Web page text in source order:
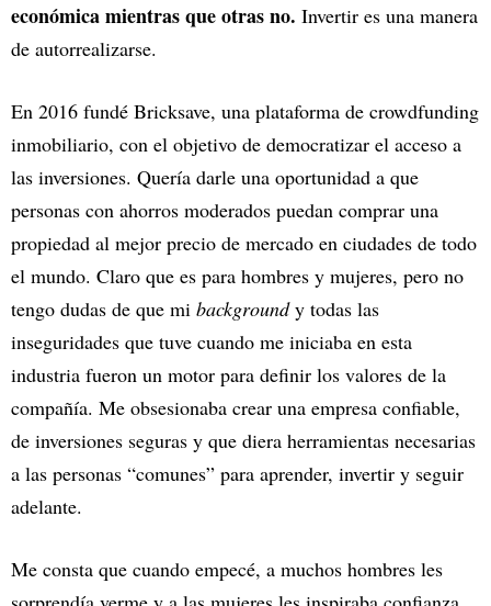
económica mientras que otras no. Invertir es una manera
de autorrealizarse.
En 2016 fundé Bricksave, una plataforma de crowdfunding
inmobiliario, con el objetivo de democratizar el acceso a
las inversiones. Quería darle una oportunidad a que
personas con ahorros moderados puedan comprar una
propiedad al mejor precio de mercado en ciudades de todo
el mundo. Claro que es para hombres y mujeres, pero no
tengo dudas de que mi backgroundy todas las
inseguridades que tuve cuando me iniciaba en esta
industria fueron un motor para definir los valores de la
compañía. Me obsesionaba crear una empresa confiable,
de inversiones seguras y que diera herramientas necesarias
a las personas “comunes” para aprender, invertir y seguir
adelante.
Me consta que cuando empecé, a muchos hombres les